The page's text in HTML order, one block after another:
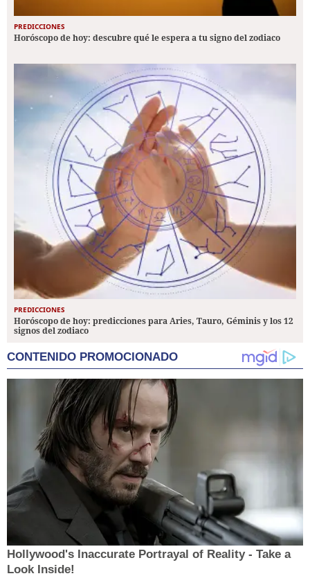
PREDICCIONES
Horóscopo de hoy: descubre qué le espera a tu signo del zodiaco
PREDICCIONES
Horóscopo de hoy: predicciones para Aries, Tauro, Géminis y los 12
signos del zodiaco
CONTENIDO PROMOCIONADO
Hollywood's Inaccurate Portrayal of Reality - Take a
Look Inside!